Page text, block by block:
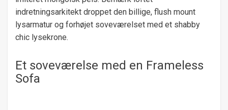
indretningsarkitekt droppet den billige, flush mount
lysarmatur og forhøjet soveværelset med et shabby
chic lysekrone.
Et soveværelse med en Frameless
Sofa